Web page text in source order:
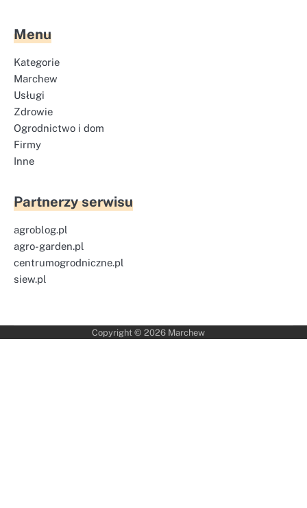
Menu
Kategorie
Marchew
Usługi
Zdrowie
Ogrodnictwo i dom
Firmy
Inne
Partnerzy serwisu
agroblog.pl
agro-garden.pl
centrumogrodniczne.pl
siew.pl
Copyright © 2026 Marchew